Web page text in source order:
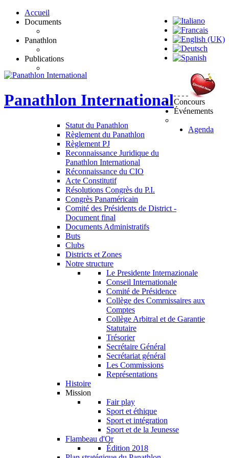
Panathlon International
Accueil
Documents
Statut du Panathlon
Règlement du Panathlon
Règlement PJ
Reconnaissance Juridique du
Panathlon International
Réconnaissance du CIO
Acte Constitutif
Résolutions Congrès du P.I.
Congrès Panaméricain
Comité des Présidents de District -
Document final
Documents Administratifs
Panathlon
Buts
Clubs
Districts et Zones
Notre structure
Le Presidente Internazionale
Conseil Internationale
Comité de Présidence
Collège des Commissaires aux
Comptes
Collège Arbitral et de Garantie
Statutaire
Trésorier
Secrétaire Général
Secrétariat général
Les Commissions
Représentations
Histoire
Mission
Fair play
Sport et éthique
Sport et intégration
Sport et de la Jeunesse
Flambeau d'Or
Édition 2018
Publications
Concours
Événements
Agenda